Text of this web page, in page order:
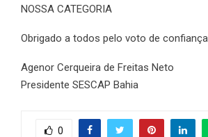
NOSSA CATEGORIA
Obrigado a todos pelo voto de confiança.
Agenor Cerqueira de Freitas Neto
Presidente SESCAP Bahia
0